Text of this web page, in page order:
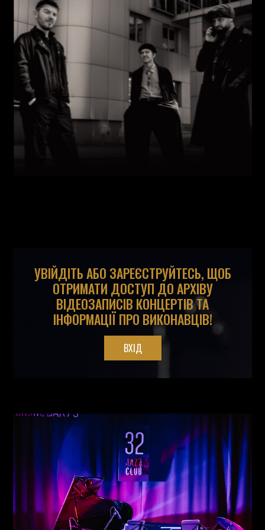
Виконавці: Павло Литвиненко (Рояль,) /Денис
Дудко (Бас, Олександр Люлякін (Барабани,) /
УВІЙДІТЬ АБО ЗАРЕЄСТРУЙТЕСЬ, ЩОБ
ОТРИМАТИ ДОСТУП ДО АРХІВУ
ВІДЕОЗАПИСІВ КОНЦЕРТІВ ТА
ІНФОРМАЦІЇ ПРО ВИКОНАВЦІВ!
ВХІД